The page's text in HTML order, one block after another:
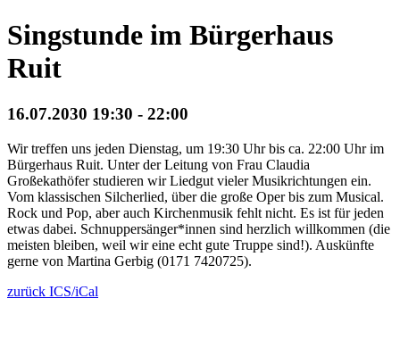
Singstunde im Bürgerhaus
Ruit
16.07.2030 19:30 - 22:00
Wir treffen uns jeden Dienstag, um 19:30 Uhr bis ca. 22:00 Uhr im
Bürgerhaus Ruit. Unter der Leitung von Frau Claudia
Großekathöfer studieren wir Liedgut vieler Musikrichtungen ein.
Vom klassischen Silcherlied, über die große Oper bis zum Musical.
Rock und Pop, aber auch Kirchenmusik fehlt nicht. Es ist für jeden
etwas dabei. Schnuppersänger*innen sind herzlich willkommen (die
meisten bleiben, weil wir eine echt gute Truppe sind!). Auskünfte
gerne von Martina Gerbig (0171 7420725).
zurück ICS/iCal